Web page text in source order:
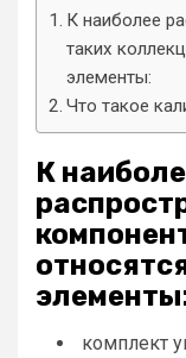
К наиболее
таких
элементы:
Что такое
К
комплект